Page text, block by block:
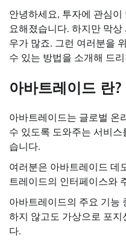
안녕하세요, 투자에 관심
요해졌습니다. 하지만 막
우가 많죠. 그런 여러분을
수 있는 방법을 소개해 드
아바트레이드 란?
아바트레이드는 글로벌 온
수 있도록 도와주는 서비
습니다.
여러분은 아바트레이드 데
트레이드의 인터페이스와
아바트레이드의 주요 기능
하지 않고도 가상으로 포
다.